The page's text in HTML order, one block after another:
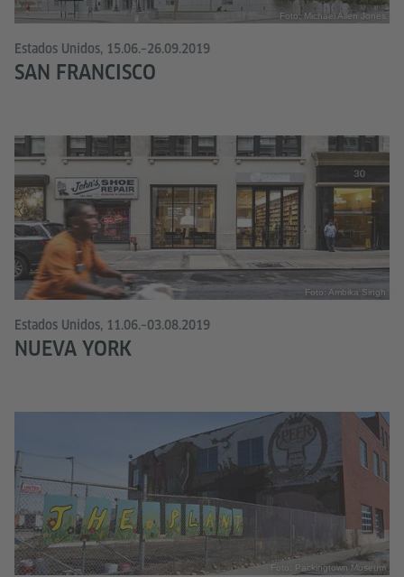
Foto: Michael Allen Jones
Estados Unidos, 15.06.–26.09.2019
SAN FRANCISCO
Foto: Ambika Singh
Estados Unidos, 11.06.–03.08.2019
NUEVA YORK
Foto: Packingtown Museum